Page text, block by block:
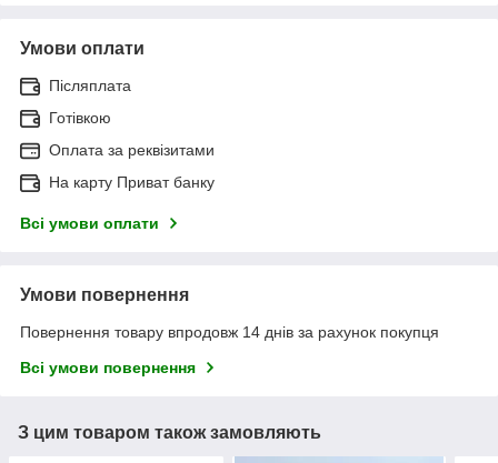
Умови оплати
Післяплата
Готівкою
Оплата за реквізитами
На карту Приват банку
Всі умови оплати
Умови повернення
Повернення товару впродовж 14 днів за рахунок покупця
Всі умови повернення
З цим товаром також замовляють